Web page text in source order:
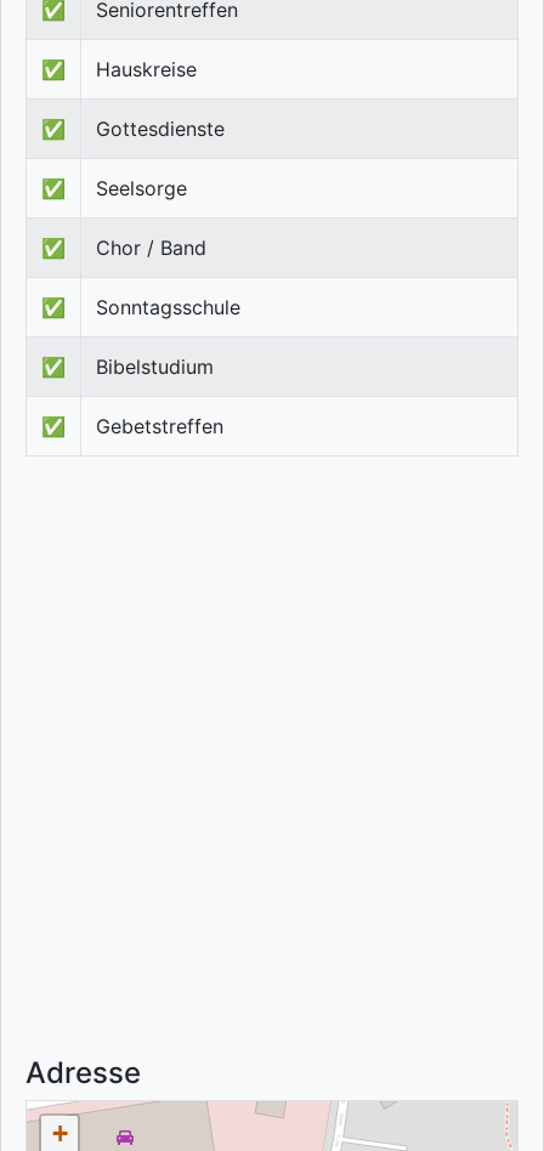
✅ Seniorentreffen
✅ Hauskreise
✅ Gottesdienste
✅ Seelsorge
✅ Chor / Band
✅ Sonntagsschule
✅ Bibelstudium
✅ Gebetstreffen
Adresse
+